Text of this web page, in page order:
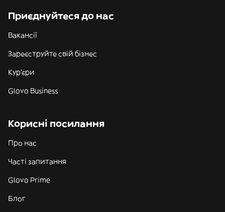
Приєднуйтеся до нас
Вакансії
Зареєструйте свій бізнес
Кур'єри
Glovo Business
Корисні посилання
Про нас
Часті запитання
Glovo Prime
Блог